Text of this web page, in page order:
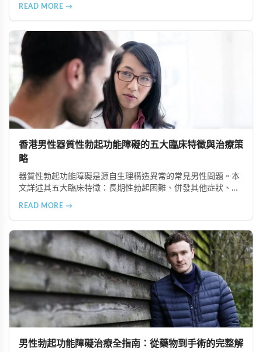
READ MORE →
香港男性器質性勃起功能障礙的五大臨床特徵與治療策
略
器質性勃起功能障礙是源自生理構造異常的常見男性問題。本
文詳述其五大臨床特徵：長期性勃起困難、併發其他症狀、可
READ MORE →
男性勃起功能障礙治療全指南：從藥物到手術的完整解